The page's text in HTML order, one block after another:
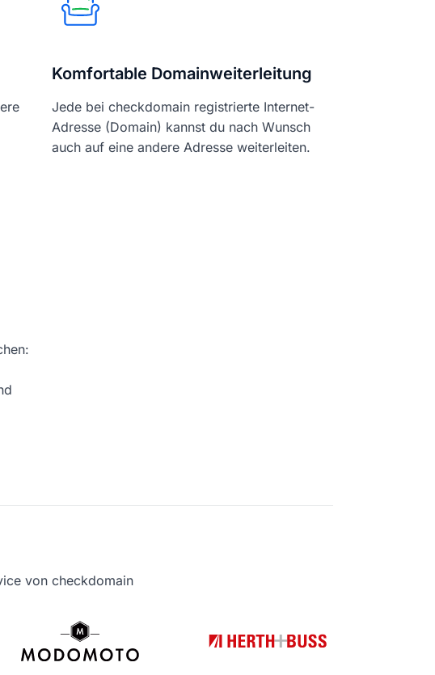
Komfortable Domainweiterleitung
Jede bei checkdomain registrierte Internet-
Adresse (Domain) kannst du nach Wunsch
auch auf eine andere Adresse weiterleiten.
von checkdomain